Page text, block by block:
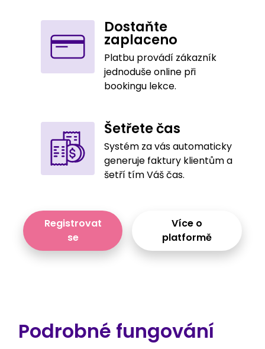
Dostaňte
zaplaceno
Platbu provádí zákazník
jednoduše online při
bookingu lekce.
Šetřete čas
Systém za vás automaticky
generuje faktury klientům a
šetří tím Váš čas.
Registrovat
se
Více o
platformě
Podrobné fungování